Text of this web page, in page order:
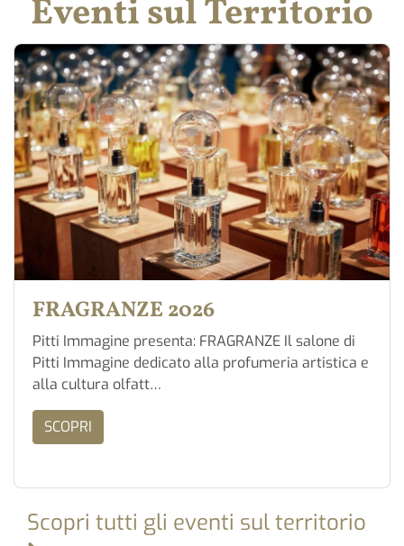
Eventi sul Territorio
FRAGRANZE 2026
Pitti Immagine presenta: FRAGRANZE Il salone di
Pitti Immagine dedicato alla profumeria artistica e
alla cultura olfatt…
SCOPRI
Scopri tutti gli eventi sul territorio